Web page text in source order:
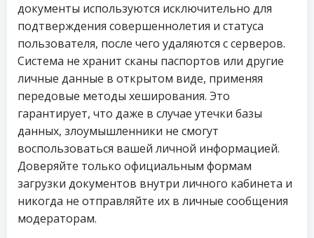
документы используются исключительно для
подтверждения совершеннолетия и статуса
пользователя, после чего удаляются с серверов.
Система не хранит сканы паспортов или другие
личные данные в открытом виде, применяя
передовые методы хеширования. Это
гарантирует, что даже в случае утечки базы
данных, злоумышленники не смогут
воспользоваться вашей личной информацией.
Доверяйте только официальным формам
загрузки документов внутри личного кабинета и
никогда не отправляйте их в личные сообщения
модераторам.